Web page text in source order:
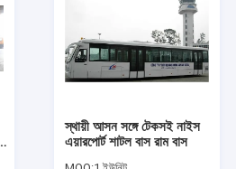
স্থায়ী আসন সঙ্গে টেকসই নাইস
এয়ারপোর্ট শাটল বাস রাম বাস